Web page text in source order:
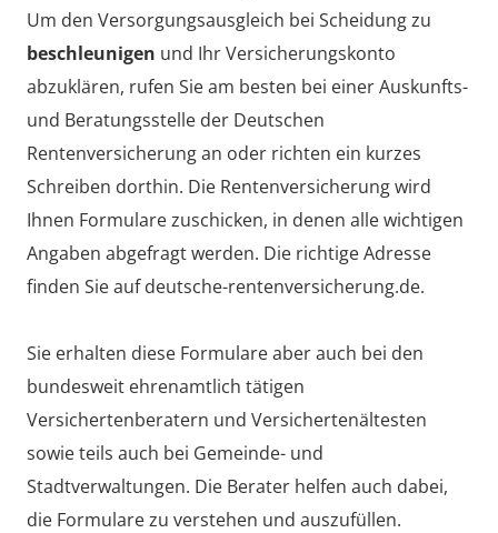
Um den Versorgungsausgleich bei Scheidung zu
beschleunigen und Ihr Versicherungskonto
abzuklären, rufen Sie am besten bei einer Auskunfts-
und Beratungsstelle der Deutschen
Rentenversicherung an oder richten ein kurzes
Schreiben dorthin. Die Rentenversicherung wird
Ihnen Formulare zuschicken, in denen alle wichtigen
Angaben abgefragt werden. Die richtige Adresse
finden Sie auf deutsche-rentenversicherung.de.
Sie erhalten diese Formulare aber auch bei den
bundesweit ehrenamtlich tätigen
Versichertenberatern und Versichertenältesten
sowie teils auch bei Gemeinde- und
Stadtverwaltungen. Die Berater helfen auch dabei,
die Formulare zu verstehen und auszufüllen.